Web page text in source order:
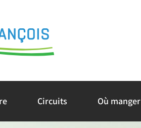
Circuits Où manger